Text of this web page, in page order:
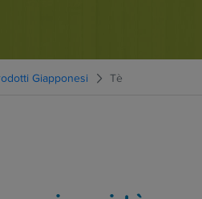
Giapponesi Tè